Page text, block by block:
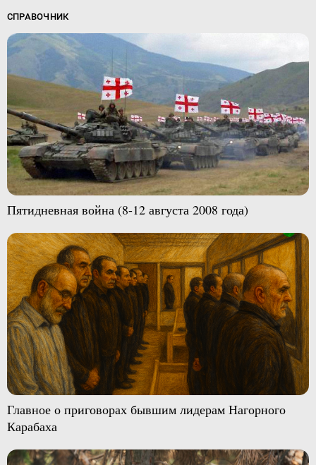
СПРАВОЧНИК
Пятидневная война (8-12 августа 2008 года)
Главное о приговорах бывшим лидерам Нагорного
Карабаха